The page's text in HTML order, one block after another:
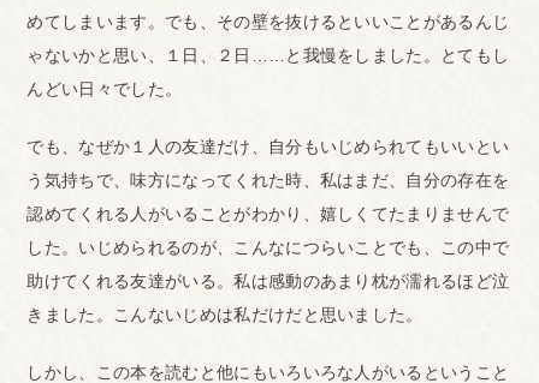
めてしまいます。でも、その壁を抜けるといいことがあるんじ
ゃないかと思い、１日、２日……と我慢をしました。とてもし
んどい日々でした。
でも、なぜか１人の友達だけ、自分もいじめられてもいいとい
う気持ちで、味方になってくれた時、私はまだ、自分の存在を
認めてくれる人がいることがわかり、嬉しくてたまりませんで
した。いじめられるのが、こんなにつらいことでも、この中で
助けてくれる友達がいる。私は感動のあまり枕が濡れるほど泣
きました。こんないじめは私だけだと思いました。
しかし、この本を読むと他にもいろいろな人がいるということ